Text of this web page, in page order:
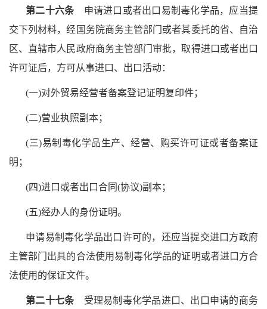
第二十六条申请进口或者出口易制毒化学品，应当提
交下列材料，经国务院商务主管部门或者其委托的省、自治
区、直辖市人民政府商务主管部门审批，取得进口或者出口
许可证后，方可从事进口、出口活动：
(一)对外贸易经营者备案登记证明复印件；
(二)营业执照副本；
(三)易制毒化学品生产、经营、购买许可证或者备案证
明；
(四)进口或者出口合同(协议)副本；
(五)经办人的身份证明。
申请易制毒化学品出口许可的，还应当提交进口方政府
主管部门出具的合法使用易制毒化学品的证明或者进口方合
法使用的保证文件。
第二十七条受理易制毒化学品进口、出口申请的商务